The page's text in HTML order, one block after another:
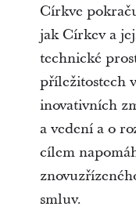
Církve
jak Církev a
technické
příležitostech
inovativních
a vedení a o
cílem
smluv.